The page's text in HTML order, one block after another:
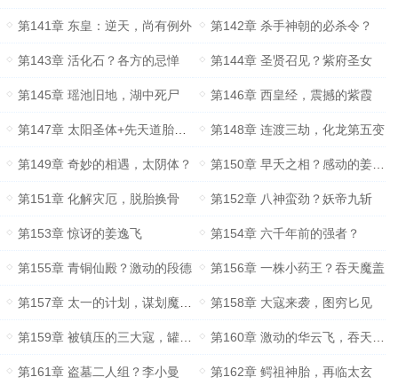
第141章 东皇：逆天，尚有例外 第142章 杀手神朝的必杀令？
第143章 活化石？各方的忌惮 第144章 圣贤召见？紫府圣女
第145章 瑶池旧地，湖中死尸 第146章 西皇经，震撼的紫霞
第147章 太阳圣体+先天道胎，先天太阳圣体道胎？ 第148章 连渡三劫，化龙第五变
第149章 奇妙的相遇，太阴体？ 第150章 早夭之相？感动的姜婷婷
第151章 化解灾厄，脱胎换骨 第152章 八神蛮劲？妖帝九斩
第153章 惊讶的姜逸飞 第154章 六千年前的强者？
第155章 青铜仙殿？激动的段德 第156章 一株小药王？吞天魔盖
第157章 太一的计划，谋划魔罐？ 第158章 大寇来袭，图穷匕见
第159章 被镇压的三大寇，罐盖合一 第160章 激动的华云飞，吞天魔功
第161章 盗墓二人组？李小曼 第162章 鳄祖神胎，再临太玄